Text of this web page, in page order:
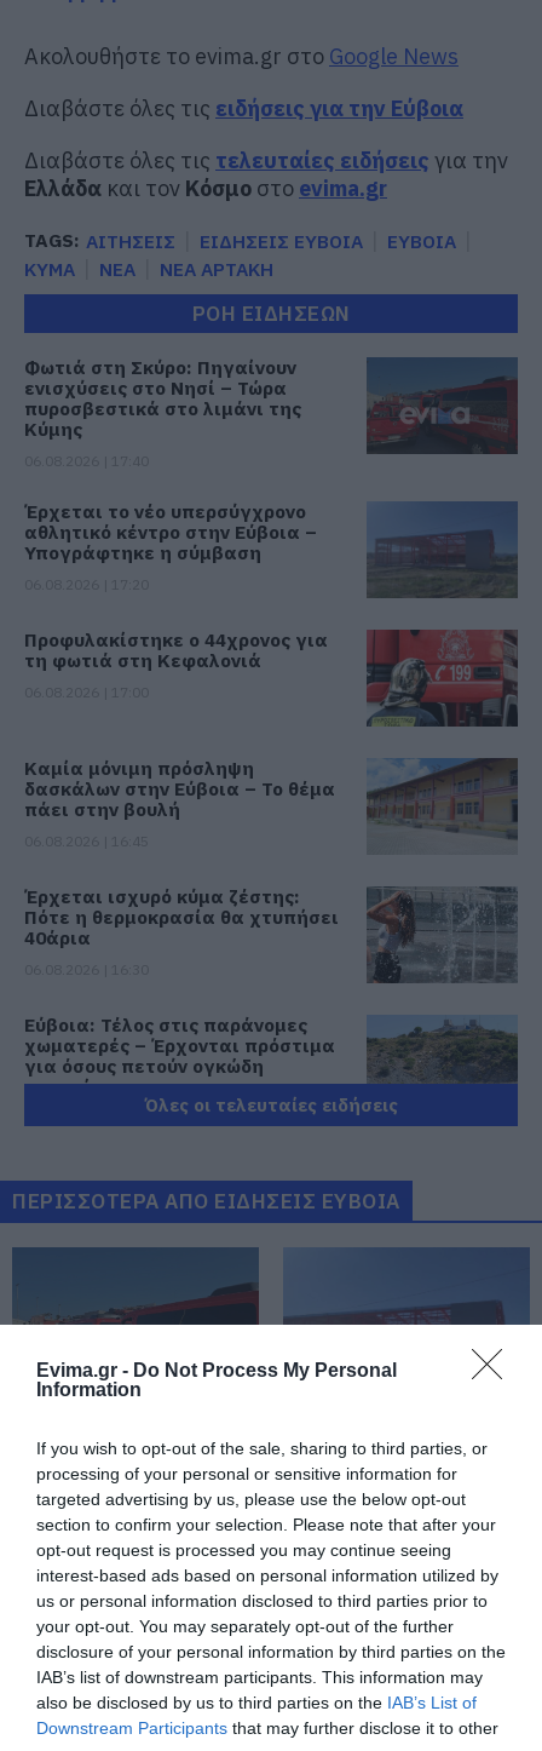
Evima.gr - Do Not Process My Personal
Information
If you wish to opt-out of the sale, sharing to third parties, or
processing of your personal or sensitive information for
targeted advertising by us, please use the below opt-out
section to confirm your selection. Please note that after your
opt-out request is processed you may continue seeing
interest-based ads based on personal information utilized by
us or personal information disclosed to third parties prior to
your opt-out. You may separately opt-out of the further
disclosure of your personal information by third parties on the
IAB’s list of downstream participants. This information may
also be disclosed by us to third parties on the IAB’s List of
Downstream Participants that may further disclose it to other
Ακολουθήστε το evima.gr στο Google News
Διαβάστε όλες τις ειδήσεις για την Εύβοια
Διαβάστε όλες τις τελευταίες ειδήσεις για την
Ελλάδα και τον Κόσμο στο evima.gr
TAGS: ΑΙΤΗΣΕΙΣ ΕΙΔΗΣΕΙΣ ΕΥΒΟΙΑ
ΕΥΒΟΙΑ
ΚΥΜΑ
ΝΕΑ ΝΕΑ ΑΡΤΑΚΗ
ΡΟΗ ΕΙΔΗΣΕΩΝ
Φωτιά στη Σκύρο: Πηγαίνουν
ενισχύσεις στο Νησί – Τώρα
πυροσβεστικά στο λιμάνι της
Κύμης
Έρχεται το νέο υπερσύγχρονο
αθλητικό κέντρο στην Εύβοια –
Υπογράφτηκε η σύμβαση
Προφυλακίστηκε ο 44χρονος για
τη φωτιά στη Κεφαλονιά
Καμία μόνιμη πρόσληψη
δασκάλων στην Εύβοια – Το θέμα
πάει στην βουλή
Έρχεται ισχυρό κύμα ζέστης:
Πότε η θερμοκρασία θα χτυπήσει
40άρια
Εύβοια: Τέλος στις παράνομες
χωματερές – Έρχονται πρόστιμα
για όσους πετούν ογκώδη
απορρίμματα
τη δολοφονία της Βρετανίδας –
Συγκλονιστική κατάθεση της
συζύγου του 28χρονου
Νέα εποχή για την Εύβοια:
Μονοπάτια μέσα σε μαγευτικό
06.08.2026 | 15:45
e – ΕΦΚΑ και ΔΥΠΑ: Ποιοι
πληρώνονται έως και αύριο
06.08.2026 | 15:30
Συναγερμός στη Χαλκίδα: Γυναίκα
έπεσε από την Υψηλή Γέφυρα
06.08.2026 | 15:10
Στην ΑΑΔΕ ο Μητσοτάκης για το
myAGRO – Τι δήλωσε
Όλες οι τελευταίες ειδήσεις
ΠΕΡΙΣΣΟΤΕΡΑ ΑΠΟ ΕΙΔΗΣΕΙΣ ΕΥΒΟΙΑ
Φωτιά στη Σκύρο:
Πηγαίνουν ενισχύσεις
στο Νησί – Τώρα
πυροσβεστικά στο
λιμάνι της Κύμης
Έρχεται το νέο
υπερσύγχρονο
αθλητικό κέντρο στην
Εύβοια – Υπογράφτηκε
η σύμβαση